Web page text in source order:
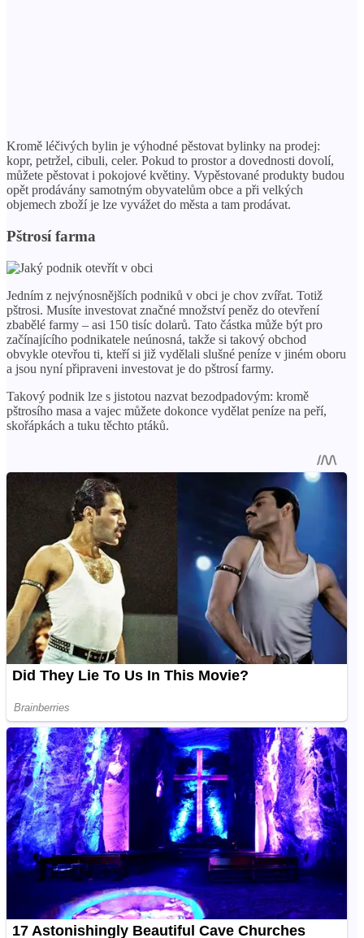
Kromě léčivých bylin je výhodné pěstovat bylinky na prodej:
kopr, petržel, cibuli, celer. Pokud to prostor a dovednosti dovolí,
můžete pěstovat i pokojové květiny. Vypěstované produkty budou
opět prodávány samotným obyvatelům obce a při velkých
objemech zboží je lze vyvážet do města a tam prodávat.
Pštrosí farma
Jedním z nejvýnosnějších podniků v obci je chov zvířat. Totiž
pštrosi. Musíte investovat značné množství peněz do otevření
zbabělé farmy – asi 150 tisíc dolarů. Tato částka může být pro
začínajícího podnikatele neúnosná, takže si takový obchod
obvykle otevřou ti, kteří si již vydělali slušné peníze v jiném oboru
a jsou nyní připraveni investovat je do pštrosí farmy.
Takový podnik lze s jistotou nazvat bezodpadovým: kromě
pštrosího masa a vajec můžete dokonce vydělat peníze na peří,
skořápkách a tuku těchto ptáků.